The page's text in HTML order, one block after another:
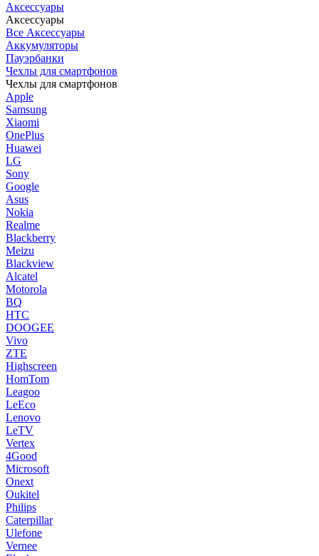
Аксессуары
Аксессуары
Все Аксессуары
Аккумуляторы
Пауэрбанки
Чехлы для смартфонов
Чехлы для смартфонов
Apple
Samsung
Xiaomi
OnePlus
Huawei
LG
Sony
Google
Asus
Nokia
Realme
Blackberry
Meizu
Blackview
Alcatel
Motorola
BQ
HTC
DOOGEE
Vivo
ZTE
Highscreen
HomTom
Leagoo
LeEco
Lenovo
LeTV
Vertex
4Good
Microsoft
Onext
Oukitel
Philips
Caterpillar
Ulefone
Vernee